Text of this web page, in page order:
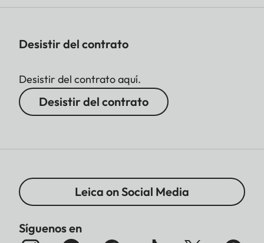
Desistir del contrato
Desistir del contrato aquí.
Desistir del contrato
Leica on Social Media
Síguenos en